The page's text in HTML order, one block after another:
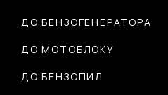
ДО БЕНЗОГЕНЕРАТОРА
ДО МОТОБЛОКУ
ДО БЕНЗОПИЛ